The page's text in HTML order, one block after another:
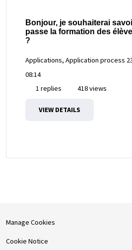
Bonjour, je souhaiterai
passe la formation des
?
Applications, Application process
08:14
1 replies
418 views
VIEW DETAILS
Manage Cookies
Cookie Notice